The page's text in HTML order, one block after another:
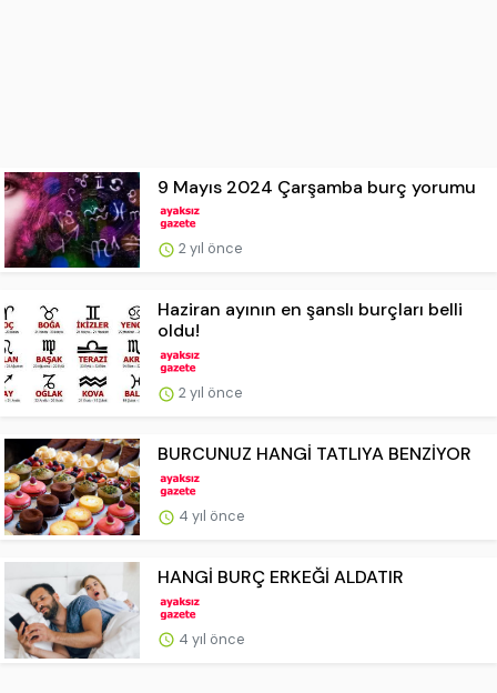
9 Mayıs 2024 Çarşamba burç yorumu
2 yıl önce
Haziran ayının en şanslı burçları belli
oldu!
2 yıl önce
BURCUNUZ HANGİ TATLIYA BENZİYOR
4 yıl önce
HANGİ BURÇ ERKEĞİ ALDATIR
4 yıl önce